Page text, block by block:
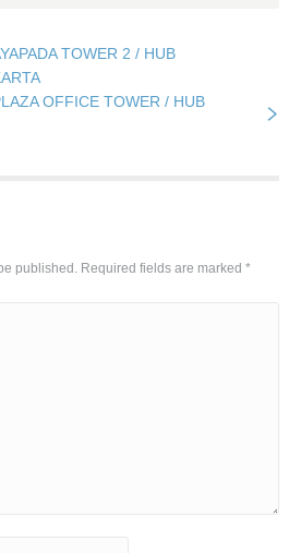
TOWER 2 / HUB
OFFICE TOWER / HUB
published. Required fields are marked *